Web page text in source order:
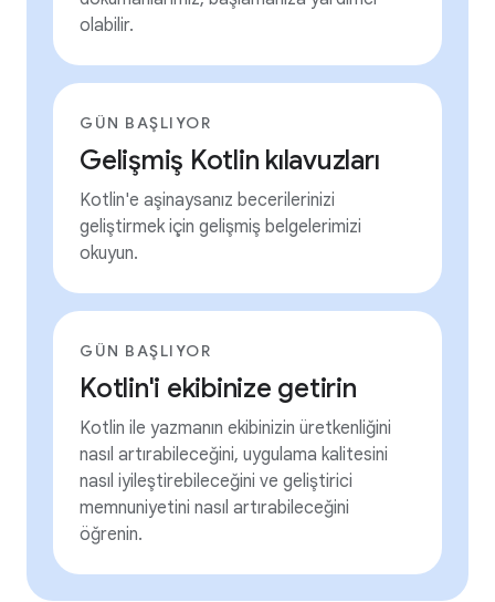
olabilir.
GÜN BAŞLIYOR
Gelişmiş Kotlin kılavuzları
Kotlin'e aşinaysanız becerilerinizi
geliştirmek için gelişmiş belgelerimizi
okuyun.
GÜN BAŞLIYOR
Kotlin'i ekibinize getirin
Kotlin ile yazmanın ekibinizin üretkenliğini
nasıl artırabileceğini, uygulama kalitesini
nasıl iyileştirebileceğini ve geliştirici
memnuniyetini nasıl artırabileceğini
öğrenin.